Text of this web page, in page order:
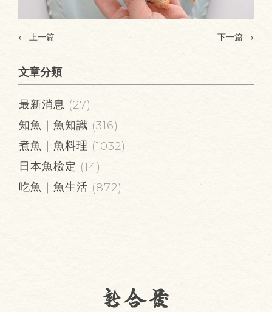
← 上一篇 下一篇 →
文章分類
最新消息 (27)
知魚｜魚知識 (316)
煮魚｜魚料理 (1032)
日本魚檢定 (14)
吃魚｜魚生活 (872)